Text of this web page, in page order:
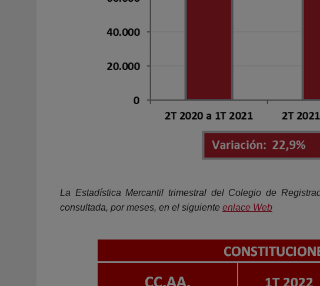
La Estadística Mercantil trimestral del Colegio de
consultada, por meses, en el siguiente enlace Web